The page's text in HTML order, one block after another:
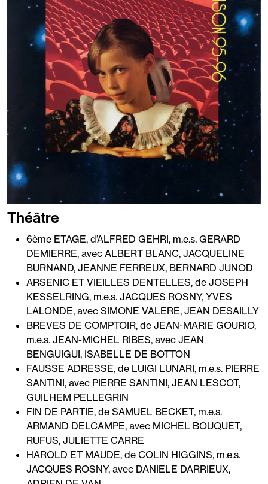
Théâtre
6ème ETAGE, d’ALFRED GEHRI, m.e.s. GERARD
DEMIERRE, avec ALBERT BLANC, JACQUELINE
BURNAND, JEANNE FERREUX, BERNARD JUNOD
ARSENIC ET VIEILLES DENTELLES, de JOSEPH
KESSELRING, m.e.s. JACQUES ROSNY, YVES
LALONDE, avec SIMONE VALERE, JEAN DESAILLY
BREVES DE COMPTOIR, de JEAN-MARIE GOURIO,
m.e.s. JEAN-MICHEL RIBES, avec JEAN
BENGUIGUI, ISABELLE DE BOTTON
FAUSSE ADRESSE, de LUIGI LUNARI, m.e.s. PIERRE
SANTINI, avec PIERRE SANTINI, JEAN LESCOT,
GUILHEM PELLEGRIN
FIN DE PARTIE, de SAMUEL BECKET, m.e.s.
ARMAND DELCAMPE, avec MICHEL BOUQUET,
RUFUS, JULIETTE CARRE
HAROLD ET MAUDE, de COLIN HIGGINS, m.e.s.
JACQUES ROSNY, avec DANIELE DARRIEUX,